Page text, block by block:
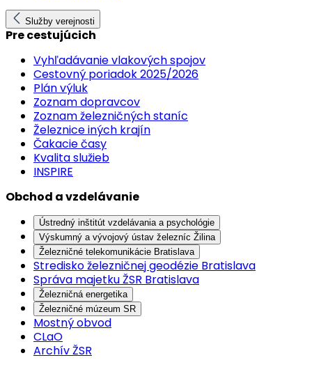
Služby verejnosti
Pre cestujúcich
Vyhľadávanie vlakových spojov
Cestovný poriadok 2025/2026
Plán výluk
Zoznam dopravcov
Zoznam železničných staníc
Železnice iných krajín
Čakacie časy
Kvalita služieb
INSPIRE
Obchod a vzdelávanie
Ústredný inštitút vzdelávania a psychológie
Výskumný a vývojový ústav železníc Žilina
Železničné telekomunikácie Bratislava
Stredisko železničnej geodézie Bratislava
Správa majetku ŽSR Bratislava
Železničná energetika
Železničné múzeum SR
Mostný obvod
CLaO
Archív ŽSR